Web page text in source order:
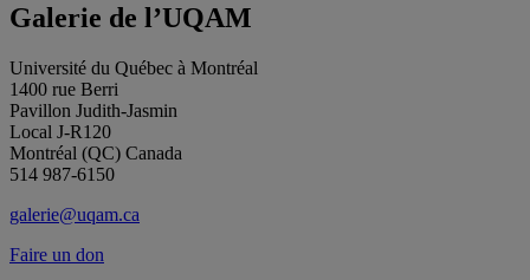
Galerie de l’UQAM
Université du Québec à Montréal
1400 rue Berri
Pavillon Judith-Jasmin
Local J-R120
Montréal (QC) Canada
514 987-6150
galerie@uqam.ca
Faire un don